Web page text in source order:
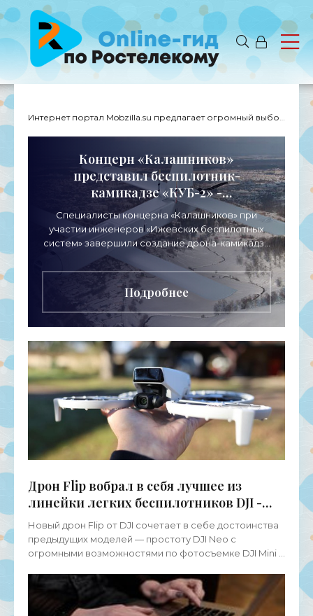
Интернет портал Mobzilla.su предлагает огромный выбор новостей с доставкой на дом.
Концерн «Калашников»
представил беспилотник-
камикадзе «КУБ-2» -
«Беспилотники»
Специалисты концерна «Калашников» при
участии инженеров «Ижевских беспилотных
систем» завершили создание дрона-камикадзе
модели «КУБ-2-Э», демонстрация которого
общественности пройдет в
Подробнее
Дрон Flip вобрал в себя лучшее из
линейки легких беспилотников DJI -
«Беспилотники»
Новый дрон Flip от DJI сочетает в себе достоинства
предыдущих моделей — простоту DJI Neo c
огромными возможностями по фотосъемке DJI Mini и
системой